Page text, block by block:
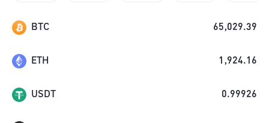
BTC 65,029.39
ETH 1,924.16
USDT 0.99926